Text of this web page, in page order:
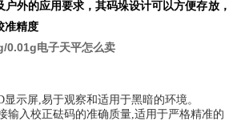
户外的应用要求 ，其码垛设计可以方便存放，
准精度
0.01g电子天平怎么卖
示屏,易于观察和适用于黑暗的环境。
输入校正砝码的准确质量,适用于严格精准的